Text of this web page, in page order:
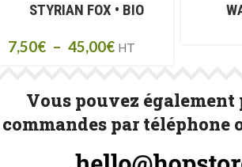
STYRIAN FOX • BIO
7,50€ – 45,00€ HT
Vous pouvez également
commandes par téléphone